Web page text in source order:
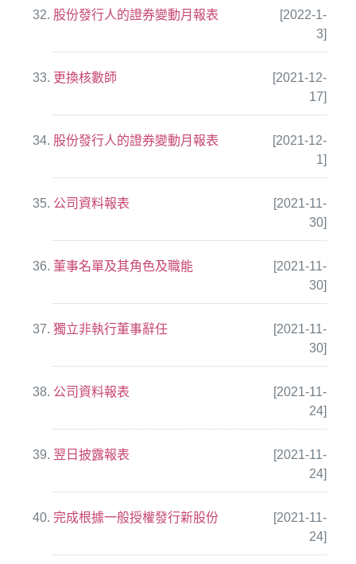
股份發行人的證券變動月報表
[2022-1-
3]
更換核數師
[2021-12-
17]
股份發行人的證券變動月報表
[2021-12-
1]
公司資料報表
[2021-11-
30]
董事名單及其角色及職能
[2021-11-
30]
獨立非執行董事辭任
[2021-11-
30]
公司資料報表
[2021-11-
24]
翌日披露報表
[2021-11-
24]
完成根據一般授權發行新股份
[2021-11-
24]